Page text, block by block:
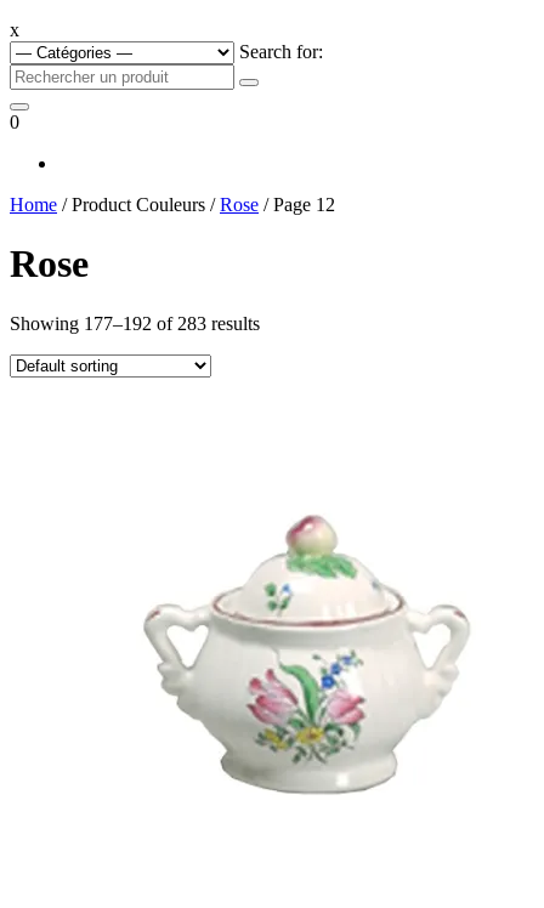
x
Search for:
0
Home / Product Couleurs /Rose / Page 12
Rose
Showing 177–192 of 283 results